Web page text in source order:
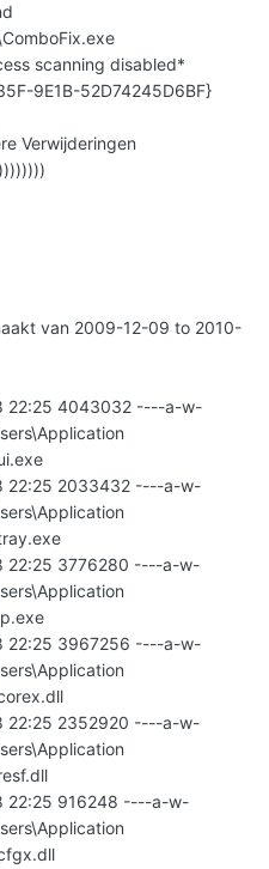
scanning disabled*
9E1B-52D74245D6BF}
Verwijderingen
van 2009-12-09 to 2010-
22:25 4043032 ----a-w-
22:25 2033432 ----a-w-
22:25 3776280 ----a-w-
22:25 3967256 ----a-w-
22:25 2352920 ----a-w-
22:25 916248 ----a-w-